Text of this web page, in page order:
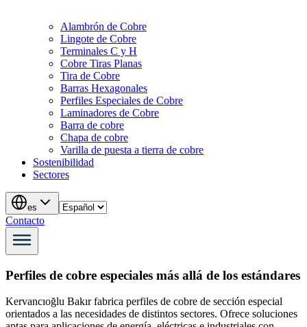
Alambrón de Cobre
Lingote de Cobre
Terminales C y H
Cobre Tiras Planas
Tira de Cobre
Barras Hexagonales
Perfiles Especiales de Cobre
Laminadores de Cobre
Barra de cobre
Chapa de cobre
Varilla de puesta a tierra de cobre
Sostenibilidad
Sectores
es
Contacto
Perfiles de cobre especiales más allá de los estándares
Kervancıoğlu Bakır fabrica perfiles de cobre de sección especial
orientados a las necesidades de distintos sectores. Ofrece soluciones